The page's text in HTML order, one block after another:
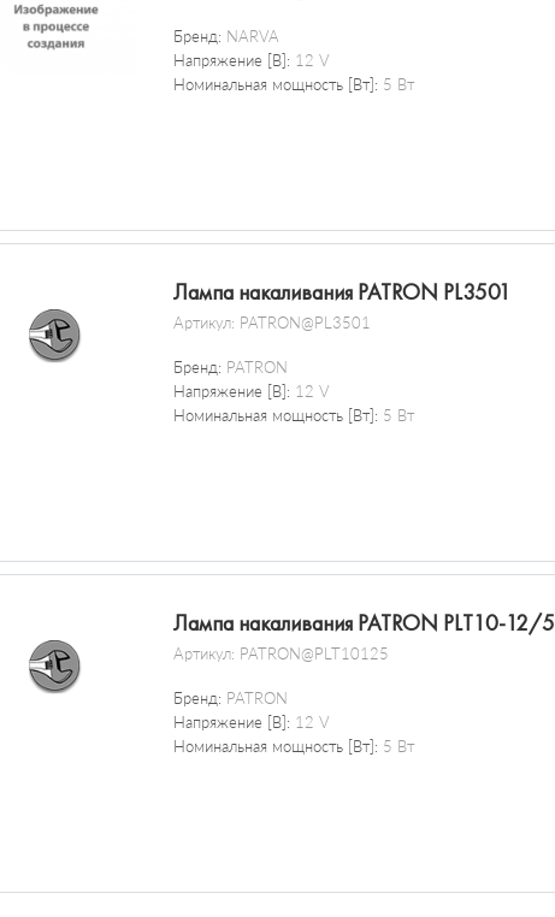
Бренд: NARVA
Напряжение [В]: 12 V
Номинальная мощность [Вт]: 5 Вт
Лампа накаливания PATRON PL3501
Артикул: PATRON@PL3501
Бренд: PATRON
Напряжение [В]: 12 V
Номинальная мощность [Вт]: 5 Вт
Лампа накаливания PATRON PLT10-12/5
Артикул: PATRON@PLT10125
Бренд: PATRON
Напряжение [В]: 12 V
Номинальная мощность [Вт]: 5 Вт